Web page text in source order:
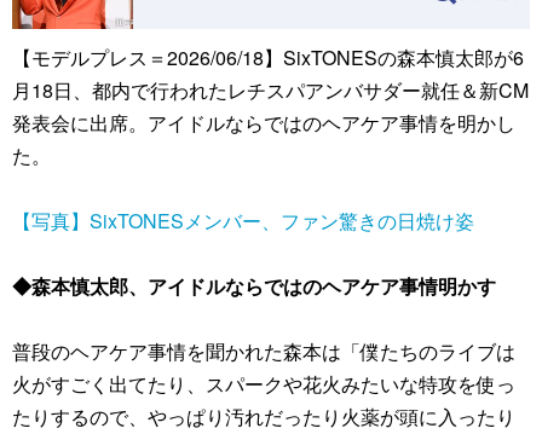
【モデルプレス＝2026/06/18】SixTONESの森本慎太郎が6
月18日、都内で行われたレチスパアンバサダー就任＆新CM
発表会に出席。アイドルならではのヘアケア事情を明かし
た。
【写真】SixTONESメンバー、ファン驚きの日焼け姿
◆森本慎太郎、アイドルならではのヘアケア事情明かす
普段のヘアケア事情を聞かれた森本は「僕たちのライブは
火がすごく出てたり、スパークや花火みたいな特攻を使っ
たりするので、やっぱり汚れだったり火薬が頭に入ったり